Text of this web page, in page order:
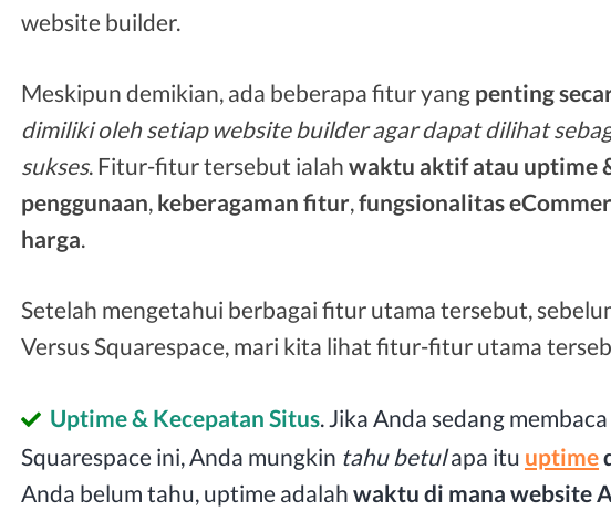
website builder.
Meskipun demikian, ada beberapa fitur yang penting
dimiliki oleh setiap website builder agar dapat dilihat
sukses. Fitur-fitur tersebut ialah waktu aktif atau uptime
penggunaan, keberagaman fitur,fungsionalitas
harga.
Setelah mengetahui berbagai fitur utama tersebut,
Versus Squarespace, mari kita lihat fitur-fitur utama
Uptime & Kecepatan Situs. Jika Anda sedang
Squarespace ini, Anda mungkin tahu betulapa itu uptime
Anda belum tahu, uptime adalah waktu di mana website